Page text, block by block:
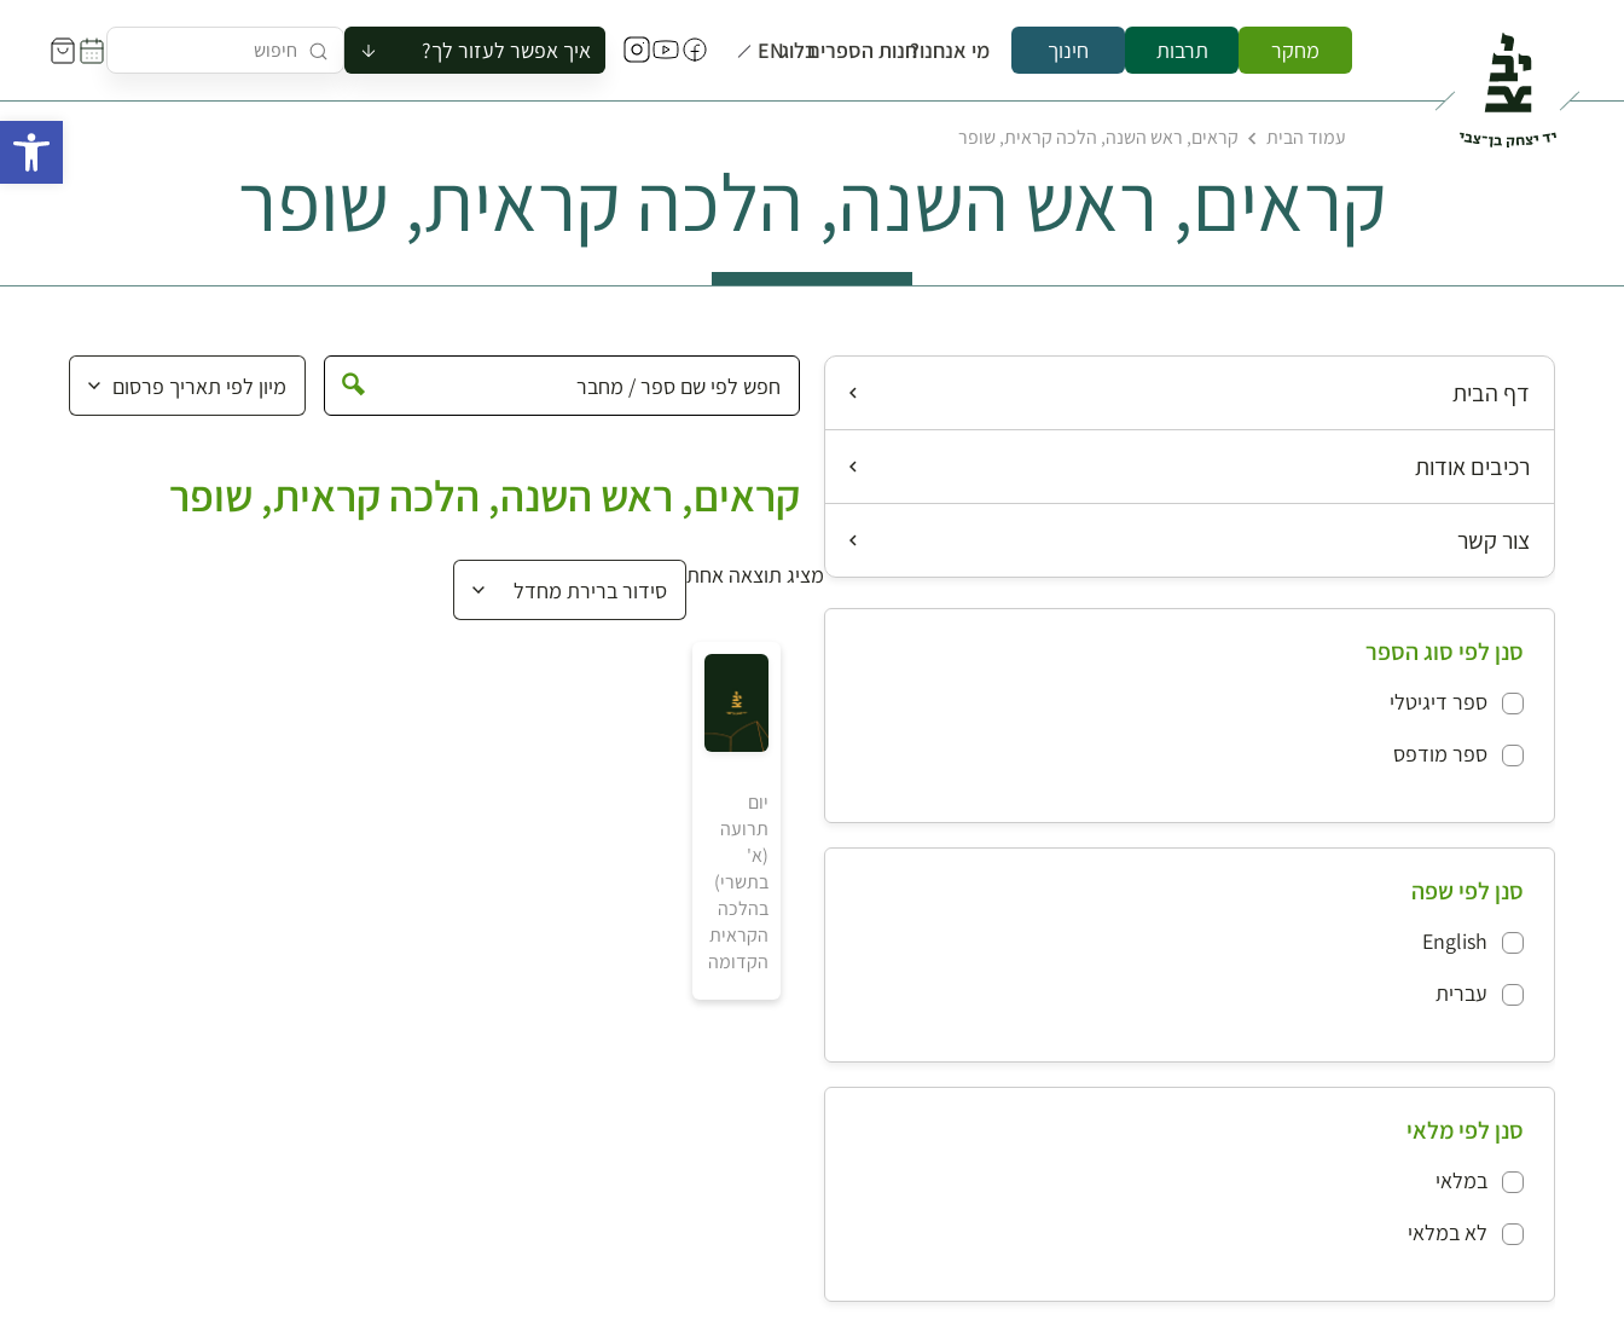
מחקר תרבות חינוך מי אנחנו?חנות הספריםבלוגEN איך אפשר לעזור לך?
להזמין סיור לקבוצה
לקנות ספר
לבקר בספרייה
לתאם ביקור בצריף
עמוד הבית קראים, ראש השנה, הלכה קראית, שופר
קראים, ראש השנה, הלכה קראית, שופר
דף הבית
רכיבים אודות
צור קשר
סנן לפי סוג הספר
ספר דיגיטלי
ספר מודפס
סנן לפי שפה
English
עברית
סנן לפי מלאי
במלאי
לא במלאי
קראים, ראש השנה, הלכה קראית, שופר
מציג תוצאה אחת
יום
תרועה
(א'
בתשרי)
בהלכה
הקראית
הקדומה